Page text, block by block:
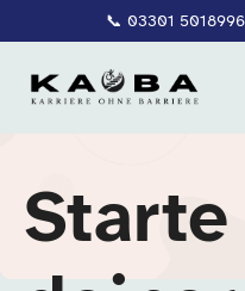
📞 03301 5018996